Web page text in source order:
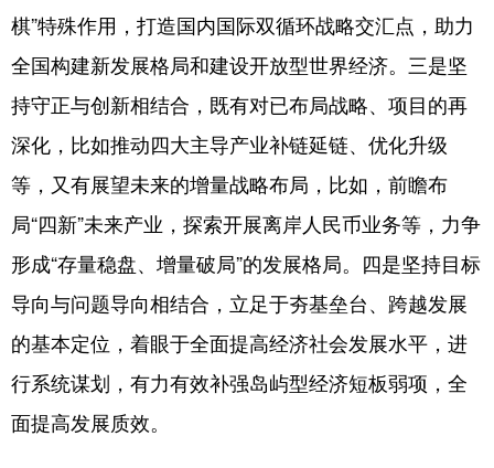
棋”特殊作用，打造国内国际双循环战略交汇点，助力
全国构建新发展格局和建设开放型世界经济。三是坚
持守正与创新相结合，既有对已布局战略、项目的再
深化，比如推动四大主导产业补链延链、优化升级
等，又有展望未来的增量战略布局，比如，前瞻布
局“四新”未来产业，探索开展离岸人民币业务等，力争
形成“存量稳盘、增量破局”的发展格局。四是坚持目标
导向与问题导向相结合，立足于夯基垒台、跨越发展
的基本定位，着眼于全面提高经济社会发展水平，进
行系统谋划，有力有效补强岛屿型经济短板弱项，全
面提高发展质效。